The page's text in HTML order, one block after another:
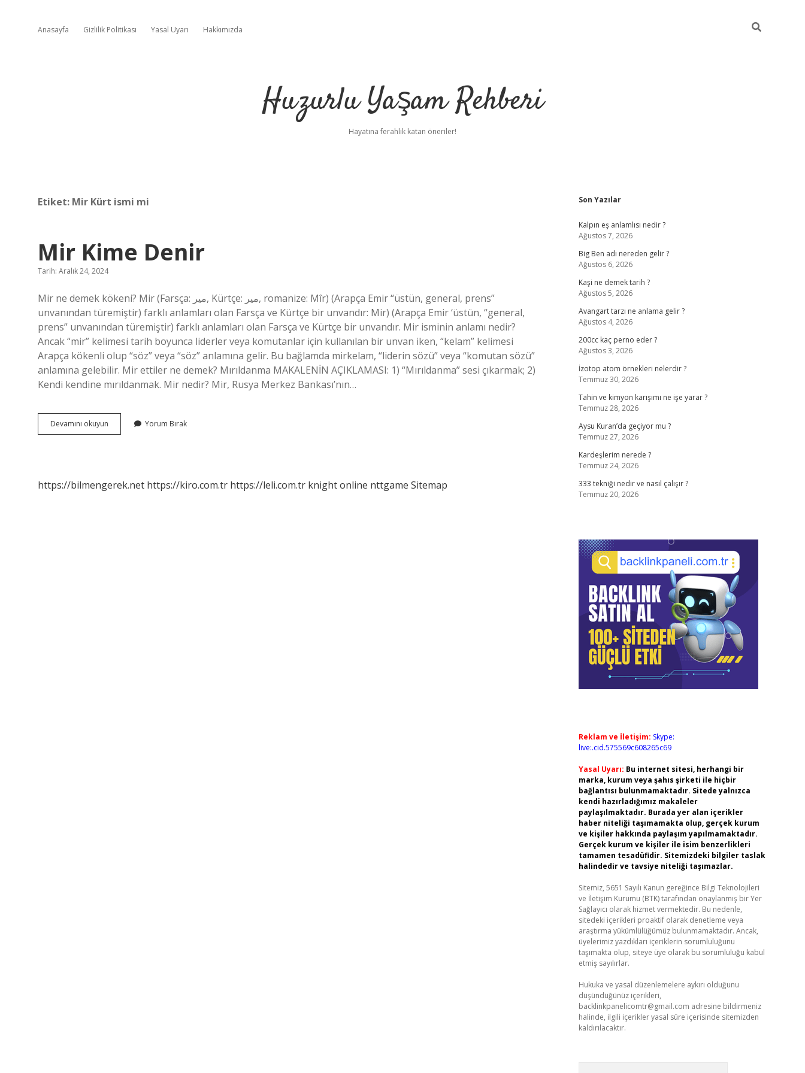
Anasayfa Gizlilik Politikası Yasal Uyarı Hakkımızda
Huzurlu Yaşam Rehberi
Hayatına ferahlık katan öneriler!
Etiket: Mir Kürt ismi mi
Mir Kime Denir
Tarih: Aralık 24, 2024
Mir ne demek kökeni? Mir (Farsça: مير‎, Kürtçe: میر‎, romanize: Mîr) (Arapça Emir “üstün, general, prens”
unvanından türemiştir) farklı anlamları olan Farsça ve Kürtçe bir unvandır: Mir) (Arapça Emir ‘üstün, “general,
prens” unvanından türemiştir) farklı anlamları olan Farsça ve Kürtçe bir unvandır. Mir isminin anlamı nedir?
Ancak “mir” kelimesi tarih boyunca liderler veya komutanlar için kullanılan bir unvan iken, “kelam” kelimesi
Arapça kökenli olup “söz” veya “söz” anlamına gelir. Bu bağlamda mirkelam, “liderin sözü” veya “komutan sözü”
anlamına gelebilir. Mir ettiler ne demek? Mırıldanma MAKALENİN AÇIKLAMASI: 1) “Mırıldanma” sesi çıkarmak; 2)
Kendi kendine mırıldanmak. Mir nedir? Mir, Rusya Merkez Bankası’nın…
Devamını okuyun
Kime
Yorum Bırak
https://bilmengerek.net https://kiro.com.tr https://leli.com.tr knight online nttgame Sitemap
Sidebar
Son Yazılar
Kalpın eş anlamlısı nedir ?
Ağustos 7, 2026
Big Ben adı nereden gelir ?
Ağustos 6, 2026
Kaşi ne demek tarih ?
Ağustos 5, 2026
Avangart tarzı ne anlama gelir ?
Ağustos 4, 2026
200cc kaç perno eder ?
Ağustos 3, 2026
İzotop atom örnekleri nelerdir ?
Temmuz 30, 2026
Tahin ve kimyon karışımı ne işe yarar ?
Temmuz 28, 2026
Aysu Kuran’da geçiyor mu ?
Temmuz 27, 2026
Kardeşlerim nerede ?
Temmuz 24, 2026
333 tekniği nedir ve nasıl çalışır ?
Temmuz 20, 2026
Reklam ve İletişim: Skype:
live:.cid.575569c608265c69
Yasal Uyarı: Bu internet sitesi, herhangi bir
marka, kurum veya şahıs şirketi ile hiçbir
bağlantısı bulunmamaktadır. Sitede yalnızca
kendi hazırladığımız makaleler
paylaşılmaktadır. Burada yer alan içerikler
haber niteliği taşımamakta olup, gerçek kurum
ve kişiler hakkında paylaşım yapılmamaktadır.
Gerçek kurum ve kişiler ile isim benzerlikleri
tamamen tesadüfidir. Sitemizdeki bilgiler taslak
halindedir ve tavsiye niteliği taşımazlar.
Sitemiz, 5651 Sayılı Kanun gereğince Bilgi Teknolojileri
ve İletişim Kurumu (BTK) tarafından onaylanmış bir Yer
Sağlayıcı olarak hizmet vermektedir. Bu nedenle,
sitedeki içerikleri proaktif olarak denetleme veya
araştırma yükümlülüğümüz bulunmamaktadır. Ancak,
üyelerimiz yazdıkları içeriklerin sorumluluğunu
taşımakta olup, siteye üye olarak bu sorumluluğu kabul
etmiş sayılırlar.
Hukuka ve yasal düzenlemelere aykırı olduğunu
düşündüğünüz içerikleri,
backlinkpanelicomtr@gmail.com adresine bildirmeniz
halinde, ilgili içerikler yasal süre içerisinde sitemizden
kaldırılacaktır.